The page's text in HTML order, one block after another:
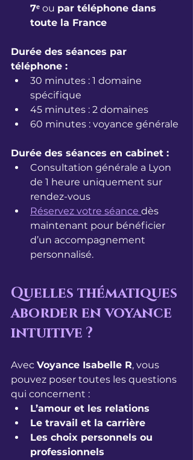
7ᵉ ou par téléphone dans
toute la France
Durée des séances par
téléphone :
30 minutes : 1 domaine
spécifique
45 minutes : 2 domaines
60 minutes : voyance générale
Durée des séances en cabinet :
Consultation générale a Lyon
de 1 heure uniquement sur
rendez-vous
Réservez votre séance dès
maintenant pour bénéficier
d’un accompagnement
personnalisé.
Quelles thématiques
aborder en voyance
intuitive ?
Avec Voyance Isabelle R, vous
pouvez poser toutes les questions
qui concernent :
L’amour et les relations
Le travail et la carrière
Les choix personnels ou
professionnels